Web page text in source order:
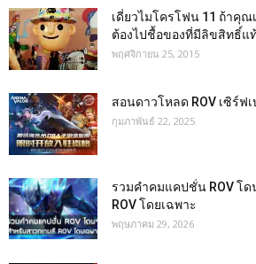
เดี่ยวไมโครโฟน 11 ถ้าคุ
ต้องไปชื้อของที่มีลิขสิทธิ์แ
พฤศจิกายน 25, 2015
สอนดาวโหลด ROV เซิร์ฟ
กุมภาพันธ์ 22, 2025
รวมคำคมแคปชั่น ROV โด
ROV โดยเฉพาะ
พฤษภาคม 29, 2026